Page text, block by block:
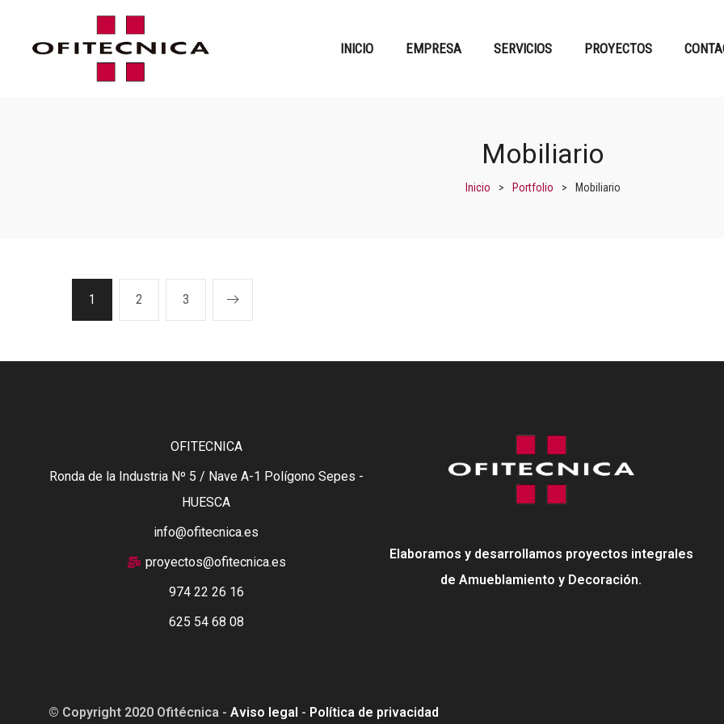
INICIO EMPRESA SERVICIOS PROYECTOS
Mobiliario
Inicio > Portfolio > Mobiliario
1 2 3
OFITECNICA
Ronda de la Industria Nº 5 / Nave A-1 Polígono Sepes -
HUESCA
info@ofitecnica.es
proyectos@ofitecnica.es
974 22 26 16
625 54 68 08
Elaboramos y desarrollamos proyectos integrales
de Amueblamiento y Decoración.
© Copyright 2020 Ofitécnica - Aviso legal - Política de privacidad